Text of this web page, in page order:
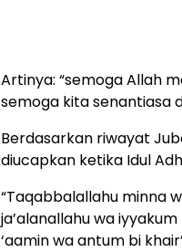
Artinya: “semoga Allah
semoga kita senantiasa
Berdasarkan riwayat
diucapkan ketika Idul
“Taqabbalallahu minna
ja’alanallahu wa
‘aamin wa antum bi